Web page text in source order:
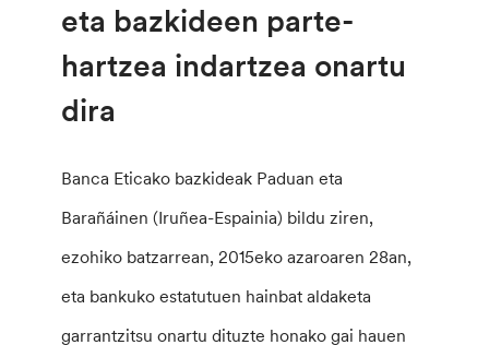
eta bazkideen parte-
hartzea indartzea onartu
dira
Banca Eticako bazkideak Paduan eta
Barañáinen (Iruñea-Espainia) bildu ziren,
ezohiko batzarrean, 2015eko azaroaren 28an,
eta bankuko estatutuen hainbat aldaketa
garrantzitsu onartu dituzte honako gai hauen